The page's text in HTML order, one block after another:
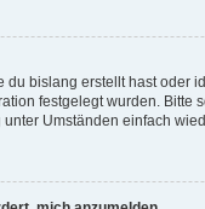
bislang erstellt hast
festgelegt wurden.
Umständen einfach